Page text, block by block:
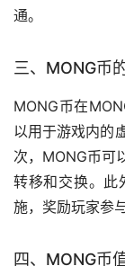
通。
三、MONG币
MONG币在
以用于游戏内的
次，MONG币可
转移和交换。此
施，奖励玩家参
四、MONG币